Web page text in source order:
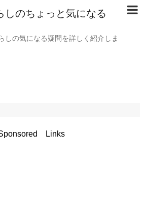
しのちょっと気になる
しの気になる疑問を詳しく紹介しま
Links